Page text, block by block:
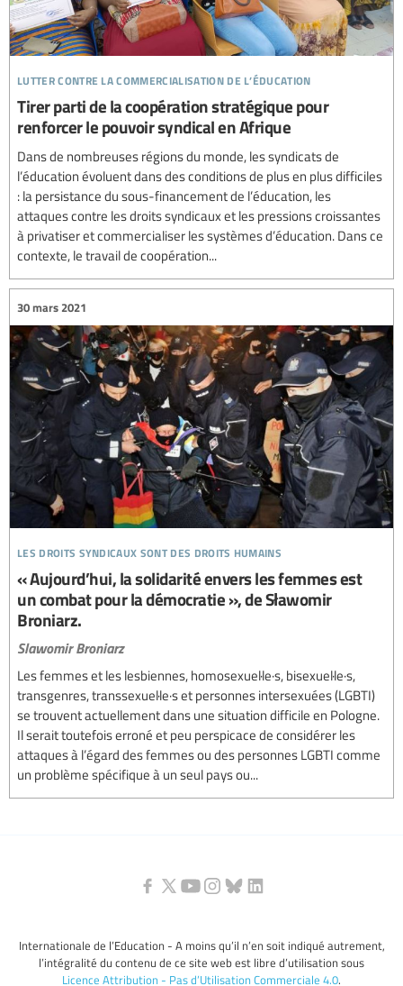
lutter contre la commercialisation de l’éducation
Tirer parti de la coopération stratégique pour
renforcer le pouvoir syndical en Afrique
Dans de nombreuses régions du monde, les syndicats de
l’éducation évoluent dans des conditions de plus en plus difficiles
: la persistance du sous-financement de l’éducation, les
attaques contre les droits syndicaux et les pressions croissantes
à privatiser et commercialiser les systèmes d’éducation. Dans ce
contexte, le travail de coopération...
les droits syndicaux sont des droits humains
30 mars 2021
« Aujourd’hui, la solidarité envers les femmes est
un combat pour la démocratie », de Sławomir
Broniarz.
Slawomir Broniarz
Les femmes et les lesbiennes, homosexuel·le·s, bisexuel·le·s,
transgenres, transsexuel·le·s et personnes intersexuées (LGBTI)
se trouvent actuellement dans une situation difficile en Pologne.
Il serait toutefois erroné et peu perspicace de considérer les
attaques à l’égard des femmes ou des personnes LGBTI comme
un problème spécifique à un seul pays ou...
Internationale de l’Education - A moins qu’il n’en soit indiqué autrement,
l’intégralité du contenu de ce site web est libre d’utilisation sous
Licence Attribution - Pas d’Utilisation Commerciale 4.0.